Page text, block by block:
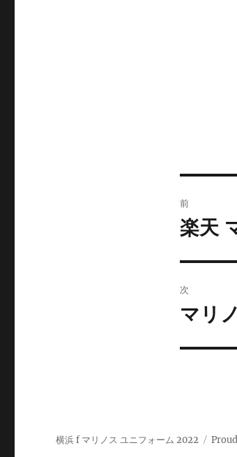
稿
ゲ
前
前
投
稿:
楽天
次
次
投
マリ
横浜 f マリノス ユニフォーム 2022